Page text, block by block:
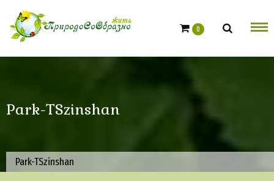
content
0
Park-TSzinshan
Park-TSzinshan